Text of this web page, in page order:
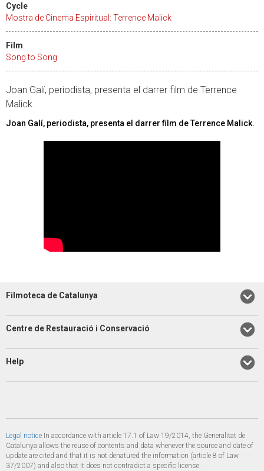
Cycle
Mostra de Cinema Espiritual: Terrence Malick
Film
Song to Song
Joan Galí, periodista, presenta el darrer film de Terrence
Malick.
Joan Galí, periodista, presenta el darrer film de Terrence Malick.
Filmoteca de Catalunya
Centre de Restauració i Conservació
Help
Legal notice In accordance with article 17.1 of Law 19/2014, the Generalitat de
Catalunya allows the reuse of contents and data whenever the source and date of
update are cited and that it is not denatured the information (article 8 of Law
37/2007) and also that it does not contradict a specific license.